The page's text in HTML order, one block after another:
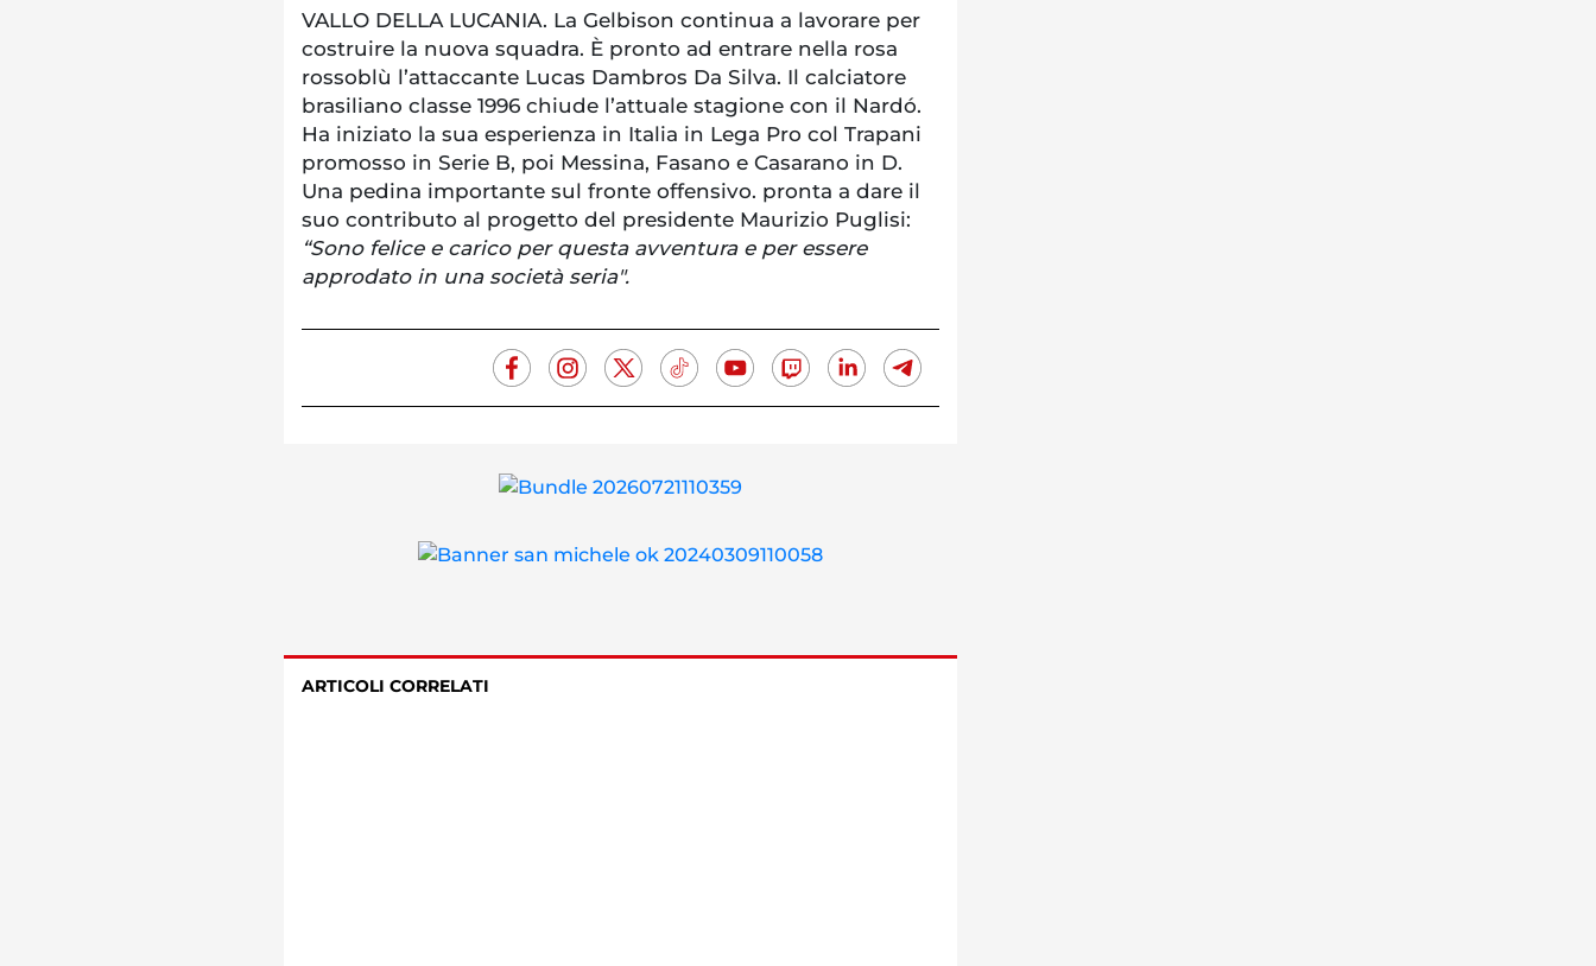
VALLO DELLA LUCANIA. La Gelbison continua a lavorare per
costruire la nuova squadra. È pronto ad entrare nella rosa
rossoblù l’attaccante Lucas Dambros Da Silva. Il calciatore
brasiliano classe 1996 chiude l’attuale stagione con il Nardó.
Ha iniziato la sua esperienza in Italia in Lega Pro col Trapani
promosso in Serie B, poi Messina, Fasano e Casarano in D.
Una pedina importante sul fronte offensivo. pronta a dare il
suo contributo al progetto del presidente Maurizio Puglisi:
“Sono felice e carico per questa avventura e per essere
approdato in una società seria".
ARTICOLI CORRELATI